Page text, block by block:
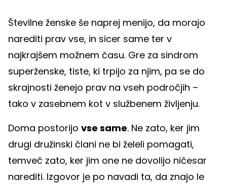
Številne ženske še naprej menijo, da morajo
narediti prav vse, in sicer same ter v
najkrajšem možnem času. Gre za sindrom
superženske, tiste, ki trpijo za njim, pa se do
skrajnosti ženejo prav na vseh področjih –
tako v zasebnem kot v službenem življenju.
Doma postorijo vse same. Ne zato, ker jim
drugi družinski člani ne bi želeli pomagati,
temveč zato, ker jim one ne dovolijo ničesar
narediti. Izgovor je po navadi ta, da znajo le